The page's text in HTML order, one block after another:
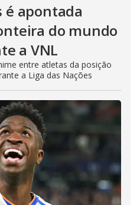
é apontada
do mundo
a VNL
entre atletas da posição
a Liga das Nações